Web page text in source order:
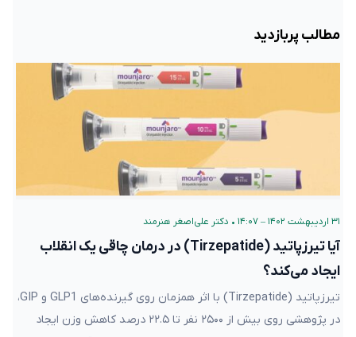
مطالب پربازدید
۳۱ اردیبهشت ۱۴۰۲ – ۱۴:۰۷ • دکتر علی‌اصغر هنرمند
آیا تیرزپاتید (Tirzepatide) در درمان چاقی یک انقلاب
ایجاد می‌کند؟
تیرزپاتید (Tirzepatide) با اثر همزمان روی گیرنده‌های GLP1 و GIP،
در پژوهشی روی بیش از ۲۵۰۰ نفر تا ۲۲.۵ درصد کاهش وزن ایجاد